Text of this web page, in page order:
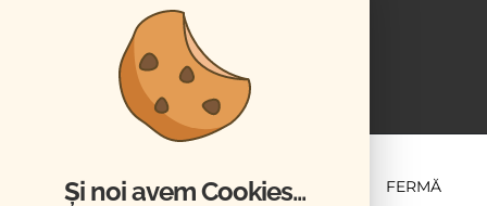
ȘTIINȚĂ ȘI PRACTICĂ BUSINESS FERMĂ
Și noi avem Cookies...